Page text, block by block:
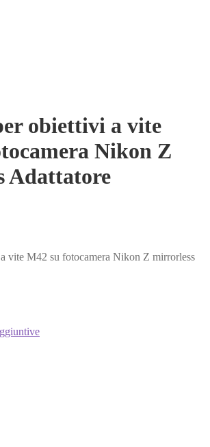
obiettivi a vite
Nikon Z
Adattatore
vite M42 su fotocamera Nikon Z mirrorless